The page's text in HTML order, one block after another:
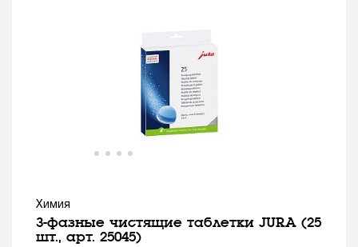
Химия
3-фазные чистящие таблетки JURA (25
шт., арт. 25045)